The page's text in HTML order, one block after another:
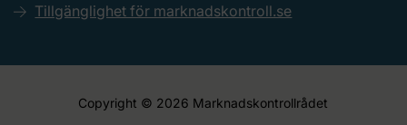
Tillgänglighet för marknadskontroll.se
Copyright © 2026 Marknadskontrollrådet